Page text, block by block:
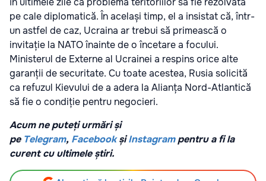
pe cale diplomatică. În același timp, el a insistat că, într-
un astfel de caz, Ucraina ar trebui să primească o
invitație la NATO înainte de o încetare a focului.
Ministerul de Externe al Ucrainei a respins orice alte
garanții de securitate. Cu toate acestea, Rusia solicită
ca refuzul Kievului de a adera la Alianța Nord-Atlantică
să fie o condiție pentru negocieri.
Acum ne puteți urmări și
pe Telegram, FacebookșiInstagrampentru a fi la
curent cu ultimele știri.